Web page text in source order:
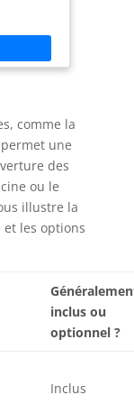
et vos
Full-HD,
casque,
64 bits est
ainsi
comme la
une
des
ou le
illustre la
les options
inclus ou
optionnel ?
Inclus